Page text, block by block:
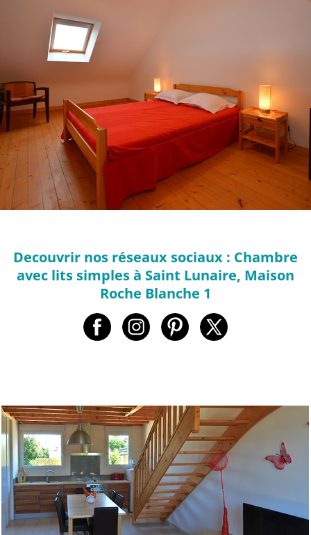
Decouvrir nos réseaux sociaux : Chambre
avec lits simples à Saint Lunaire, Maison
Roche Blanche 1